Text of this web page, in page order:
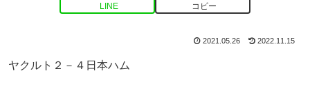
LINE コピー
2021.05.26 2022.11.15
ヤクルト２－４日本ハム